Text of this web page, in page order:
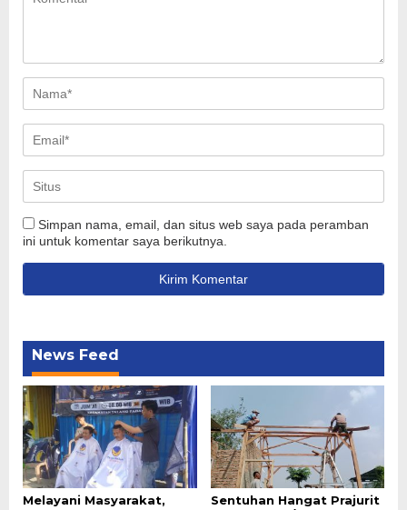
Simpan nama, email, dan situs web saya pada peramban
ini untuk komentar saya berikutnya.
News Feed
Melayani Masyarakat,
Sentuhan Hangat Prajurit